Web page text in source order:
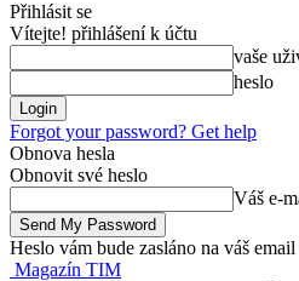
Přihlásit se
Vítejte! přihlášení k účtu
vaše
heslo
Forgot your password? Get help
Obnova hesla
Obnovit své heslo
Váš e-
Heslo vám bude zasláno na váš email
Magazín TIM